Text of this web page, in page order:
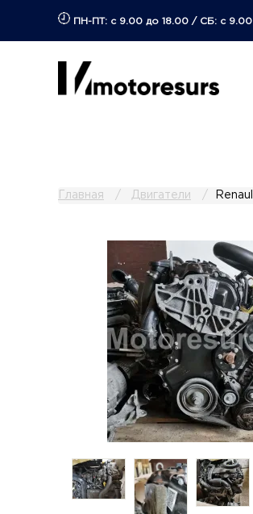
ПН-ПТ: с 9.00 до 18.00 / СБ: с 9.00
Главная Двигатели